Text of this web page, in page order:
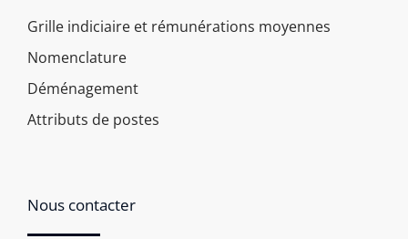
Grille indiciaire et rémunérations moyennes
Nomenclature
Déménagement
Attributs de postes
Nous contacter